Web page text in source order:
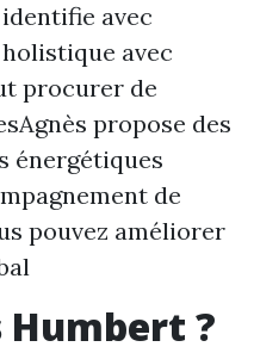
avec
avec
procurer de
propose des
énergétiques
de
pouvez améliorer
Humbert ?